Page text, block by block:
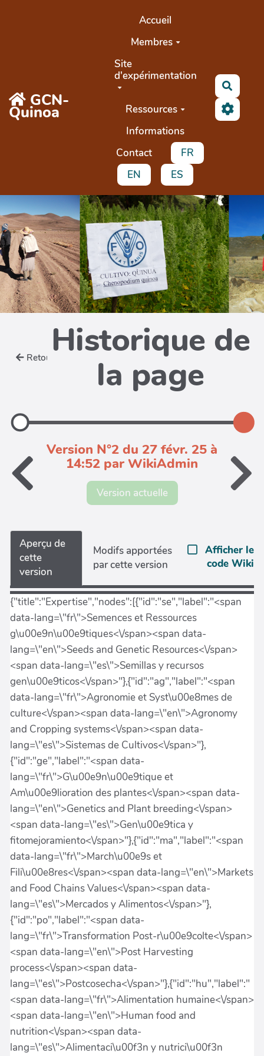
GCN-
Quinoa
Accueil
Membres
Site
d'expérimentation
Ressources
Informations
Contact
FR
EN
ES
Retour Historique de
la page
Version N°2 du 27 févr. 25 à
14:52 par WikiAdmin
Version actuelle
Aperçu de
cette
version
Modifs apportées
par cette version
Afficher le
code Wiki